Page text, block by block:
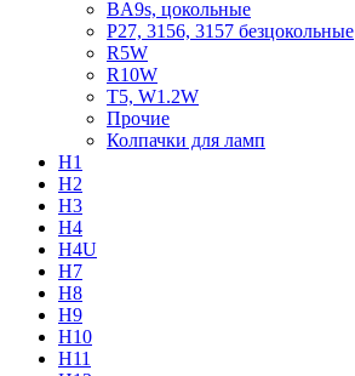
BA9s, цокольные
P27, 3156, 3157 безцокольные
R5W
R10W
T5, W1.2W
Прочие
Колпачки для ламп
H1
H2
H3
H4
H4U
H7
H8
H9
H10
H11